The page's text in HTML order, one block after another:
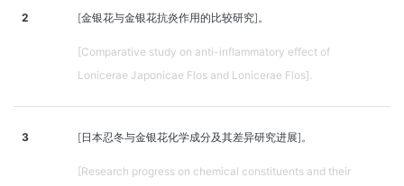
2 [金银花与金银花抗炎作用的比较研究]。
[Comparative study on anti-inflammatory effect of
Lonicerae Japonicae Flos and Lonicerae Flos].
3 [日本忍冬与金银花化学成分及其差异研究进展]。
[Research progress on chemical constituents and their